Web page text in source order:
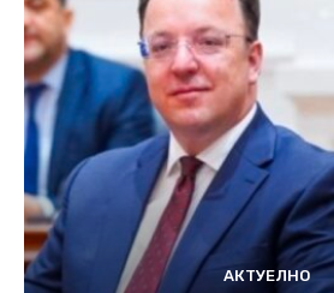
АКТУЕЛНО